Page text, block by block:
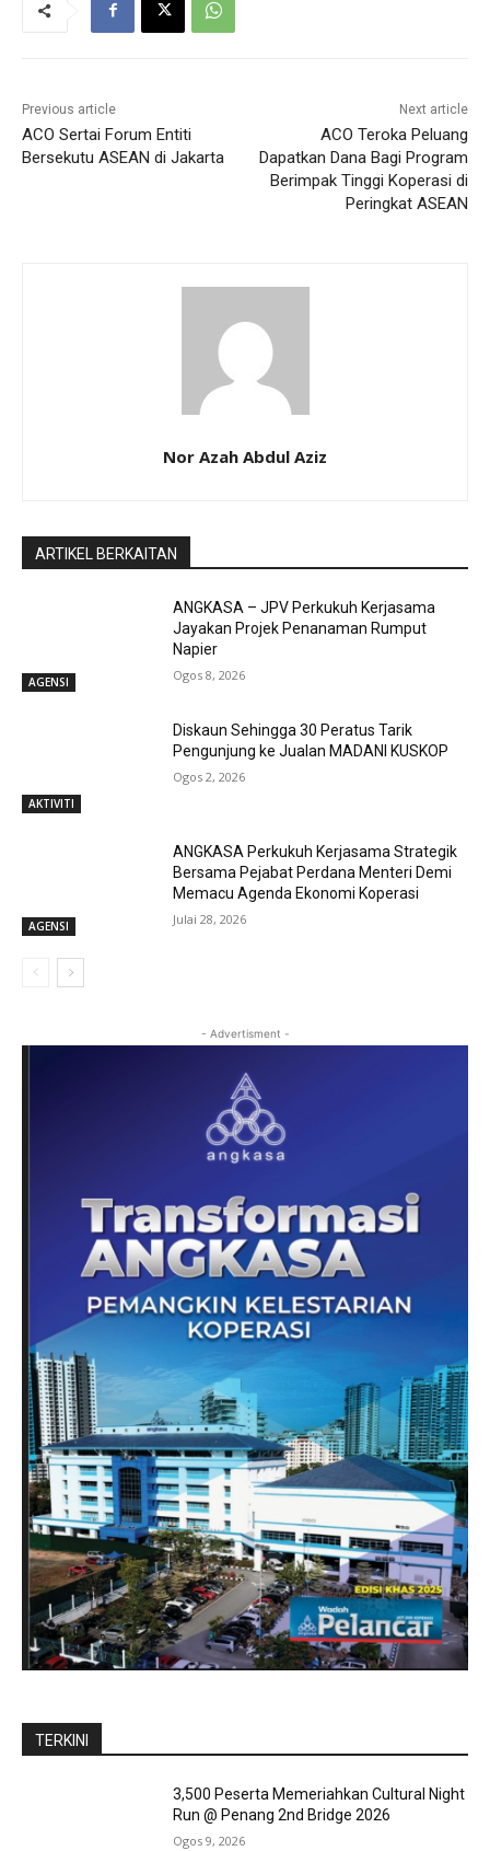
Previous article
ACO Sertai Forum Entiti
Bersekutu ASEAN di Jakarta
Next article
ACO Teroka Peluang
Dapatkan Dana Bagi Program
Berimpak Tinggi Koperasi di
Peringkat ASEAN
Nor Azah Abdul Aziz
ARTIKEL BERKAITAN
AGENSI
ANGKASA – JPV Perkukuh Kerjasama
Jayakan Projek Penanaman Rumput
Napier
Ogos 8, 2026
AKTIVITI
Diskaun Sehingga 30 Peratus Tarik
Pengunjung ke Jualan MADANI KUSKOP
Ogos 2, 2026
AGENSI
ANGKASA Perkukuh Kerjasama Strategik
Bersama Pejabat Perdana Menteri Demi
Memacu Agenda Ekonomi Koperasi
Julai 28, 2026
- Advertisment -
TERKINI
3,500 Peserta Memeriahkan Cultural Night
Run @ Penang 2nd Bridge 2026
Ogos 9, 2026